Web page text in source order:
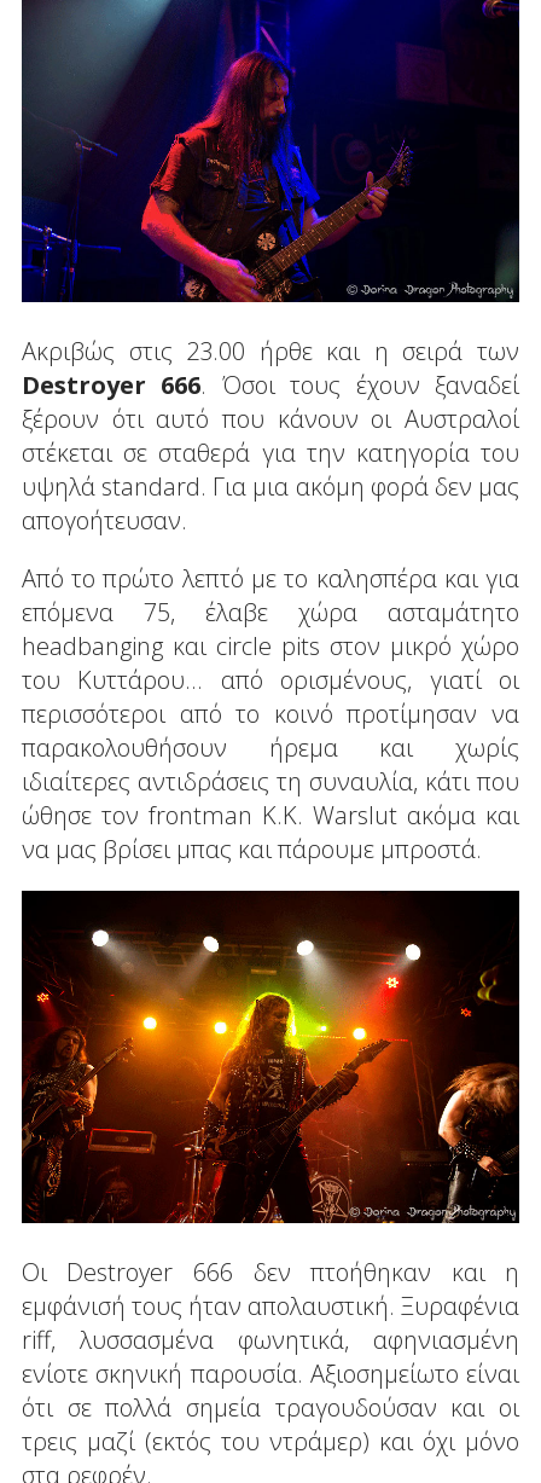
Ακριβώς στις 23.00 ήρθε και η σειρά των
Destroyer 666. Όσοι τους έχουν ξαναδεί
ξέρουν ότι αυτό που κάνουν οι Αυστραλοί
στέκεται σε σταθερά για την κατηγορία του
υψηλά standard. Για μια ακόμη φορά δεν μας
απογοήτευσαν.
Από το πρώτο λεπτό με το καλησπέρα και για
επόμενα 75, έλαβε χώρα ασταμάτητο
headbanging και circle pits στον μικρό χώρο
του Κυττάρου... από ορισμένους, γιατί οι
περισσότεροι από το κοινό προτίμησαν να
παρακολουθήσουν ήρεμα και χωρίς
ιδιαίτερες αντιδράσεις τη συναυλία, κάτι που
ώθησε τον frontman K.K. Warslut ακόμα και
να μας βρίσει μπας και πάρουμε μπροστά.
Οι Destroyer 666 δεν πτοήθηκαν και η
εμφάνισή τους ήταν απολαυστική. Ξυραφένια
riff, λυσσασμένα φωνητικά, αφηνιασμένη
ενίοτε σκηνική παρουσία. Αξιοσημείωτο είναι
ότι σε πολλά σημεία τραγουδούσαν και οι
τρεις μαζί (εκτός του ντράμερ) και όχι μόνο
στα ρεφρέν.